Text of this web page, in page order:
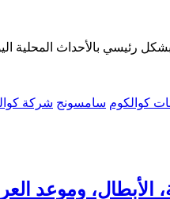
رئيسي بالأحداث المحلية
كوالكوم سامسونج شركة